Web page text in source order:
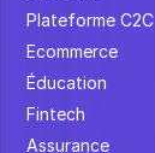
Plateforme C2C
Ecommerce
Éducation
Fintech
Assurance